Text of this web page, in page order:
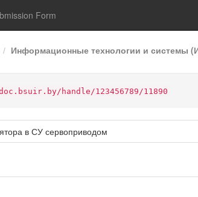
Form
Информационные технологии и системы
handle/123456789/11890
в СУ сервоприводом